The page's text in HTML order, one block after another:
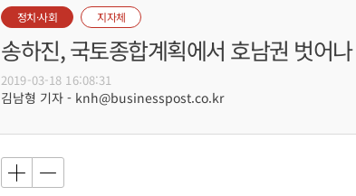
정치·사회 지자체
송하진, 국토종합계획에서 호남권 벗어
2019-03-18 16:08:31
김남형 기자 - knh@businesspost.co.kr